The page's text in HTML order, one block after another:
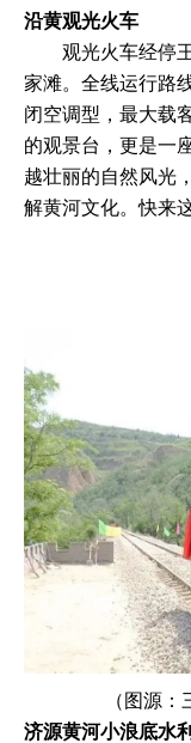
沿黄观光火车
观光火车经停王
家滩。全线运行路
闭空调型，最大载
的观景台，更是一
越壮丽的自然风光
解黄河文化。快来
（图源
济源黄河小浪底水